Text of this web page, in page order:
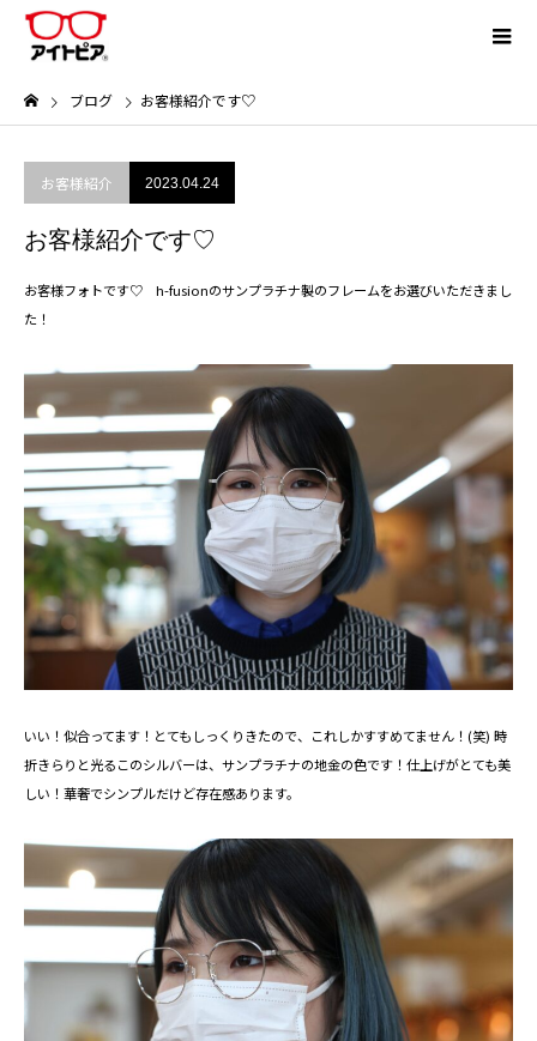
ブログ お客様紹介です♡
お客様紹介 2023.04.24
お客様紹介です♡
お客様フォトです♡ h-fusionのサンプラチナ製のフレームをお選びいただきまし
た！
いい！似合ってます！とてもしっくりきたので、これしかすすめてません！(笑) 時
折きらりと光るこのシルバーは、サンプラチナの地金の色です！仕上げがとても美
しい！華奢でシンプルだけど存在感あります。